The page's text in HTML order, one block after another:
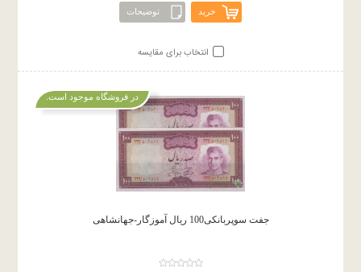
خرید توضیحات
انتخاب برای مقایسه
جفت سوپربانکی100 ریال آموزگار-جهانشاهی
در فروشگاه موجود است.